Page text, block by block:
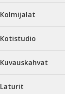
Kolmijalat
Kotistudio
Kuvauskahvat
Laturit